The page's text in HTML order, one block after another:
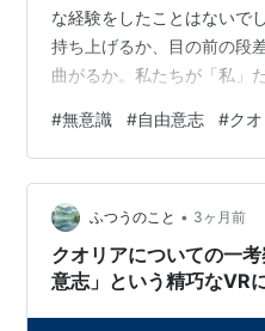
な経験をしたことはないで
持ち上げるか、目の前の段
曲がるか。私たちが「私」
と、家に向かうという動作
「水が飲みたい」という欲
に落ちてきたものを、反射
これらはすべて、意識が「
前に、「からだ」が過去の
導き出した、ただの結果と
#無意識 #自由意志 #ク
ふつうのこと • 3ヶ月前
クオリアについての一
意志」という精巧なVR